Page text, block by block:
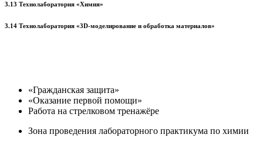
3.13 Технолаборатория «Химия»
3.14 Технолаборатория «3D-моделирование и обработка материалов»
«Гражданская защита»
«Оказание первой помощи»
Работа на стрелковом тренажёре
Зона проведения лабораторного практикума по химии